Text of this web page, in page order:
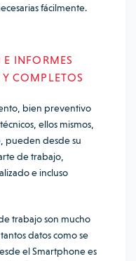
fácilmente.
E INFORMES
COMPLETOS
bien preventivo
ellos mismos,
pueden desde su
de trabajo,
e incluso
trabajo son mucho
datos como se
el Smartphone es